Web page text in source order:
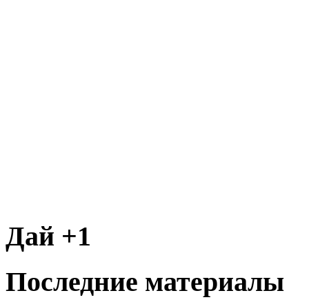
Дай +1
Последние материалы